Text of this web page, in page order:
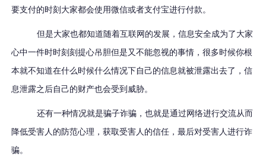
要支付的时刻大家都会使用微信或者支付宝进行付款。
但是大家也都知道随着互联网的发展，信息安全成为了大家
心中一件时时刻刻提心吊胆但是又不能忽视的事情，很多时候你根
本就不知道在什么时候什么情况下自己的信息就被泄露出去了，信
息泄露之后自己的财产也会受到威胁。
还有一种情况就是骗子诈骗，也就是通过网络进行交流从而
降低受害人的防范心理，获取受害人的信任，最后对受害人进行诈
骗。